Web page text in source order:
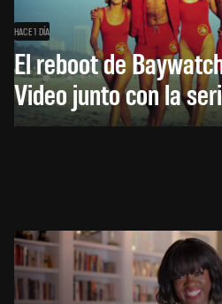
HACE 1 DÍA
El reboot de
Video junto con la